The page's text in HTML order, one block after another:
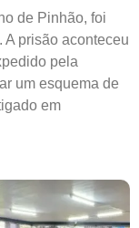
de Pinhão, foi
prisão aconteceu
pela
um esquema de
em